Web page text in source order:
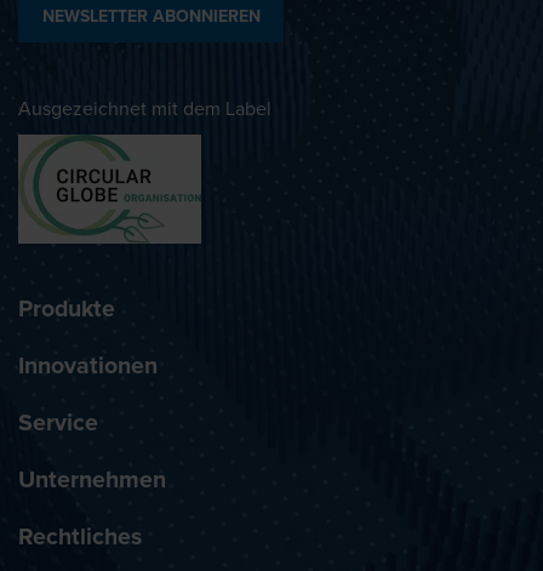
NEWSLETTER ABONNIEREN
Ausgezeichnet mit dem Label
Produkte
Innovationen
Service
Unternehmen
Rechtliches